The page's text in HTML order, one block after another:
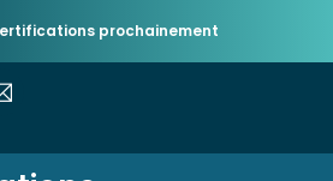
prochainement